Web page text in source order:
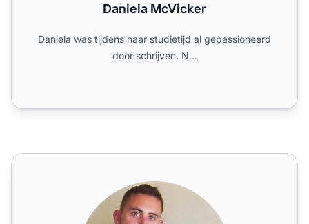
Daniela McVicker
Daniela was tijdens haar studietijd al gepassioneerd
door schrijven. N...